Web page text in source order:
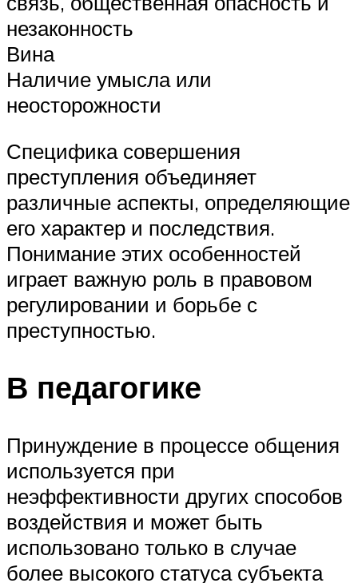
незаконность
Вина
Наличие умысла или
неосторожности
Специфика совершения
преступления объединяет
различные аспекты, определяющие
его характер и последствия.
Понимание этих особенностей
играет важную роль в правовом
регулировании и борьбе с
преступностью.
В педагогике
Принуждение в процессе общения
используется при
неэффективности других способов
воздействия и может быть
использовано только в случае
более высокого статуса субъекта